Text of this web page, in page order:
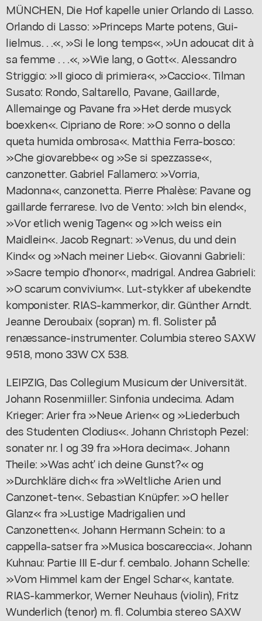
MÜNCHEN, Die Hof kapelle unier Orlando di Lasso.
Orlando di Lasso: »Princeps Marte potens, Gui-
lielmus. . .«, »Si le long temps«, »Un adoucat dit à
sa femme . . .«, »Wie lang, o Gott«. Alessandro
Striggio: »II gioco di primiera«, »Caccio«. Tilman
Susato: Rondo, Saltarello, Pavane, Gaillarde,
Allemainge og Pavane fra »Het derde musyck
boexken«. Cipriano de Rore: »O sonno o della
queta humida ombrosa«. Matthia Ferra-bosco:
»Che giovarebbe« og »Se si spezzasse«,
canzonetter. Gabriel Fallamero: »Vorria,
Madonna«, canzonetta. Pierre Phalèse: Pavane og
gaillarde ferrarese. Ivo de Vento: »Ich bin elend«,
»Vor etlich wenig Tagen« og »Ich weiss ein
Maidlein«. Jacob Regnart: »Venus, du und dein
Kind« og »Nach meiner Lieb«. Giovanni Gabrieli:
»Sacre tempio d'honor«, madrigal. Andrea Gabrieli:
»O scarum convivium«. Lut-stykker af ubekendte
komponister. RIAS-kammerkor, dir. Günther Arndt.
Jeanne Deroubaix (sopran) m. fl. Solister på
renæssance-instrumenter. Columbia stereo SAXW
9518, mono 33W CX 538.
LEIPZIG, Das Collegium Musicum der Universität.
Johann Rosenmiiller: Sinfonia undecima. Adam
Krieger: Arier fra »Neue Arien« og »Liederbuch
des Studenten Clodius«. Johann Christoph Pezel:
sonater nr. l og 39 fra »Hora decima«. Johann
Theile: »Was acht' ich deine Gunst?« og
»Durchkläre dich« fra »Weltliche Arien und
Canzonet-ten«. Sebastian Knüpfer: »O heller
Glanz« fra »Lustige Madrigalien und
Canzonetten«. Johann Hermann Schein: to a
cappella-satser fra »Musica boscareccia«. Johann
Kuhnau: Partie III E-dur f. cembalo. Johann Schelle:
»Vom Himmel kam der Engel Schar«, kantate.
RIAS-kammerkor, Werner Neuhaus (violin), Fritz
Wunderlich (tenor) m. fl. Columbia stereo SAXW